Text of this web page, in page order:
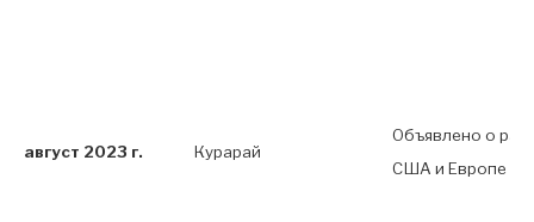
август 2023 г. Курарай
Объявлено о
США и Европе на